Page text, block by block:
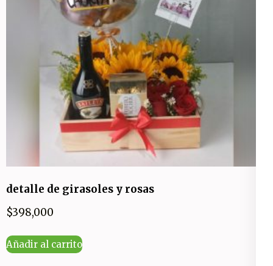
detalle de girasoles y rosas
$398,000
Añadir al carrito